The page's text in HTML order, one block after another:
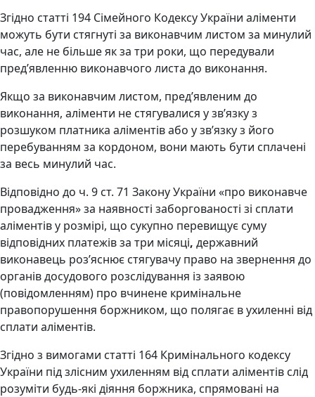
Згідно статті 194 Сімейного Кодексу України аліменти
можуть бути стягнуті за виконавчим листом за минулий
час, але не більше як за три роки, що передували
пред’явленню виконавчого листа до виконання.
Якщо за виконавчим листом, пред’явленим до
виконання, аліменти не стягувалися у зв’язку з
розшуком платника аліментів або у зв’язку з його
перебуванням за кордоном, вони мають бути сплачені
за весь минулий час.
Відповідно до ч. 9 ст. 71 Закону України «про виконавче
провадження» за наявності заборгованості зі сплати
аліментів у розмірі, що сукупно перевищує суму
відповідних платежів за три місяці, державний
виконавець роз’яснює стягувачу право на звернення до
органів досудового розслідування із заявою
(повідомленням) про вчинене кримінальне
правопорушення боржником, що полягає в ухиленні від
сплати аліментів.
Згідно з вимогами статті 164 Кримінального кодексу
України під злісним ухиленням від сплати аліментів слід
розуміти будь-які діяння боржника, спрямовані на